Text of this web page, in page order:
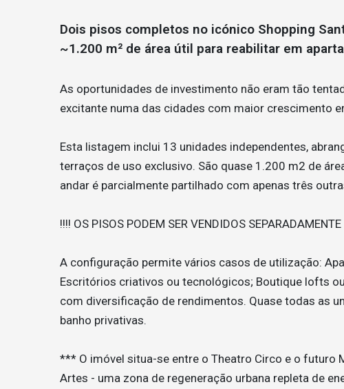
Dois pisos completos no icónico Shopping
~1.200 m² de área útil para reabilitar em
As oportunidades de investimento não eram tão
excitante numa das cidades com maior crescimento
Esta listagem inclui 13 unidades independentes,
terraços de uso exclusivo. São quase 1.200 m2 de
andar é parcialmente partilhado com apenas três
!!!! OS PISOS PODEM SER VENDIDOS SEPARADAMENTE
A configuração permite vários casos de utilização:
Escritórios criativos ou tecnológicos; Boutique lofts
com diversificação de rendimentos. Quase todas as
banho privativas.
*** O imóvel situa-se entre o Theatro Circo e o futuro
Artes - uma zona de regeneração urbana repleta de